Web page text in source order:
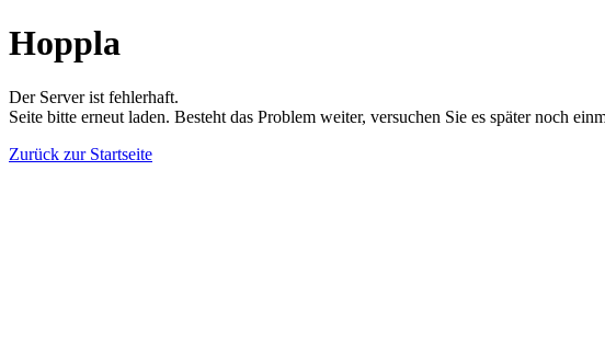
Hoppla
Der Server ist fehlerhaft.
Seite bitte erneut laden. Besteht das Problem weiter, versuchen Sie es später noch
Zurück zur Startseite